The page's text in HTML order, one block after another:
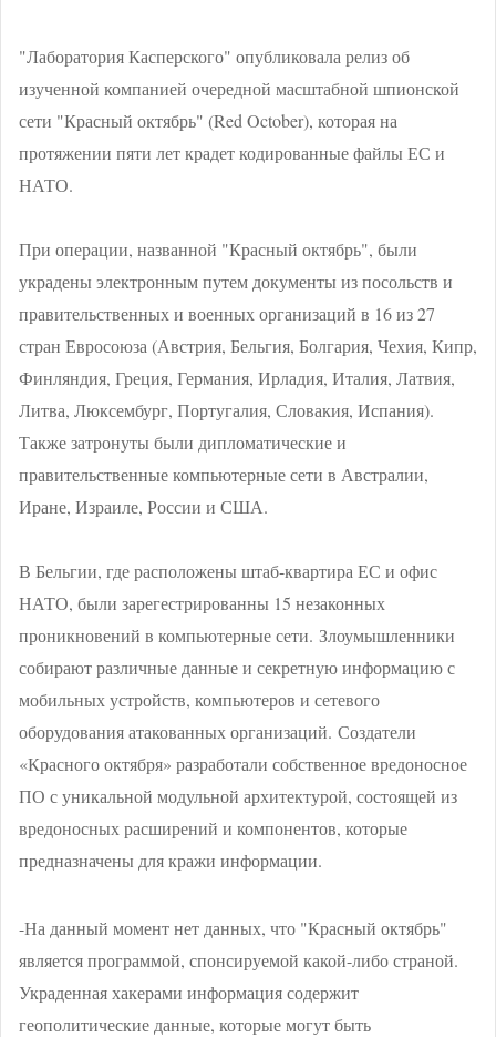
"Лаборатория Касперского" опубликовала релиз об
изученной компанией очередной масштабной шпионской
сети "Красный октябрь" (Red October), которая на
протяжении пяти лет крадет кодированные файлы ЕС и
НАТО.
При операции, названной "Красный октябрь", были
украдены электронным путем документы из посольств и
правительственных и военных организаций в 16 из 27
стран Евросоюза (Австрия, Бельгия, Болгария, Чехия, Кипр,
Финляндия, Греция, Германия, Ирладия, Италия, Латвия,
Литва, Люксембург, Португалия, Словакия, Испания).
Также затронуты были дипломатические и
правительственные компьютерные сети в Австралии,
Иране, Израиле, России и США.
В Бельгии, где расположены штаб-квартира ЕС и офис
НАТО, были зарегестрированны 15 незаконных
проникновений в компьютерные сети. Злоумышленники
собирают различные данные и секретную информацию с
мобильных устройств, компьютеров и сетевого
оборудования атакованных организаций. Создатели
«Красного октября» разработали собственное вредоносное
ПО с уникальной модульной архитектурой, состоящей из
вредоносных расширений и компонентов, которые
предназначены для кражи информации.
-На данный момент нет данных, что "Красный октябрь"
является программой, спонсируемой какой-либо страной.
Украденная хакерами информация содержит
геополитические данные, которые могут быть